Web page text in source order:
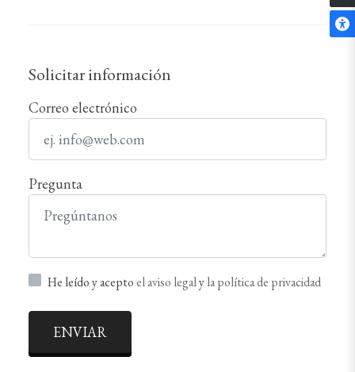
Solicitar información
Correo electrónico
Pregunta
He leído y aceptoel aviso legalyla política de privacidad
ENVIAR